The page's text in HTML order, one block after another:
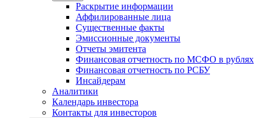
Раскрытие информации
Аффилированные лица
Существенные факты
Эмиссионные документы
Отчеты эмитента
Финансовая отчетность по МСФО в рублях
Финансовая отчетность по РСБУ
Инсайдерам
Аналитики
Календарь инвестора
Контакты для инвесторов